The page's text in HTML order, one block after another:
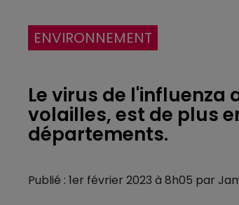
ENVIRONNEMENT
Le virus de
volailles, est de plus
départements.
Publié : 1er février 2023 à 8h05 par